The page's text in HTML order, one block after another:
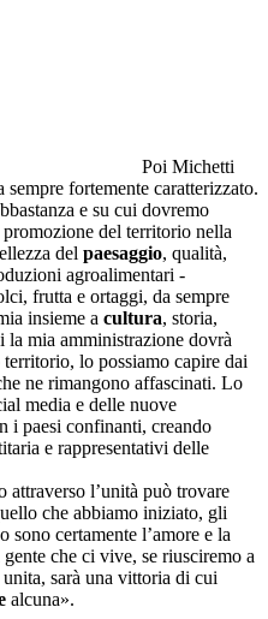
Poi Michetti
fortemente caratterizzato.
e su cui dovremo
promozione del territorio nella
del paesaggio, qualità,
agroalimentari -
frutta e ortaggi, da sempre
insieme a cultura, storia,
la mia amministrazione dovrà
lo possiamo capire dai
ne rimangono affascinati. Lo
media e delle nuove
i paesi confinanti, creando
e rappresentativi delle
l’unità può trovare
che abbiamo iniziato, gli
sono certamente l’amore e la
che ci vive, se riusciremo a
sarà una vittoria di cui
alcuna».